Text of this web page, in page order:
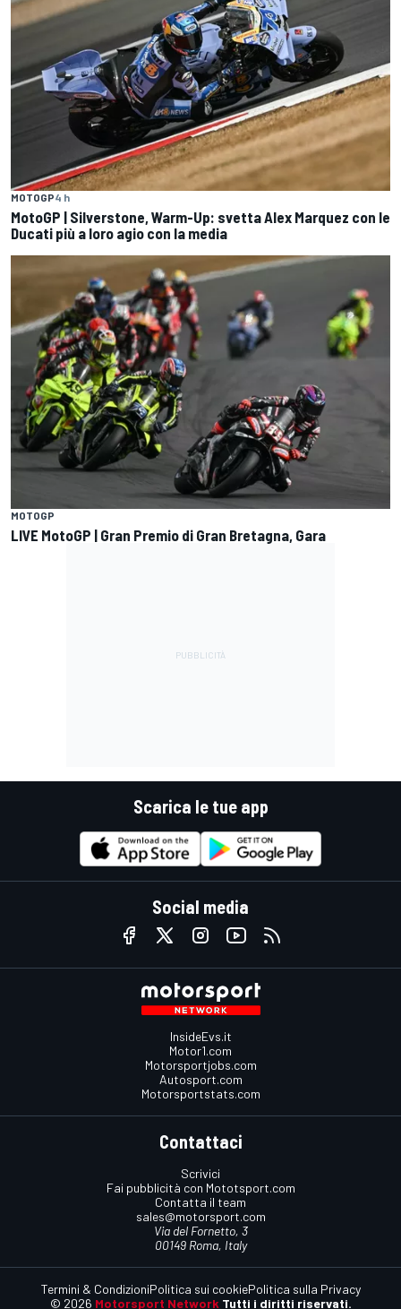
MOTOGP4 h
MotoGP | Silverstone, Warm-Up: svetta Alex Marquez con le
Ducati più a loro agio con la media
MOTOGP
LIVE MotoGP | Gran Premio di Gran Bretagna, Gara
Scarica le tue app
Social media
InsideEvs.it
Motor1.com
Motorsportjobs.com
Autosport.com
Motorsportstats.com
Contattaci
Scrivici
Fai pubblicità con Mototsport.com
Contatta il team
sales@motorsport.com
Via del Fornetto, 3
00149 Roma, Italy
© 2026 Motorsport Network Tutti i diritti riservati.
Termini & CondizioniPolitica sui cookiePolitica sulla Privacy